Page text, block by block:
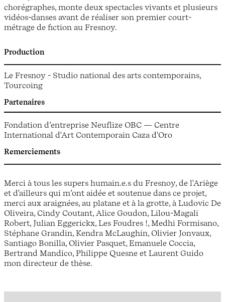
chorégraphes, monte deux spectacles vivants et plusieurs
vidéos-danses avant de réaliser son premier court-
métrage de fiction au Fresnoy.
Production
Le Fresnoy - Studio national des arts contemporains,
Tourcoing
Partenaires
Fondation d’entreprise Neuflize OBC — Centre
International d'Art Contemporain Caza d'Oro
Remerciements
Merci à tous les supers humain.e.s du Fresnoy, de l'Ariège
et d'ailleurs qui m’ont aidée et soutenue dans ce projet,
merci aux araignées, au platane et à la grotte, à Ludovic De
Oliveira, Cindy Coutant, Alice Goudon, Lilou-Magali
Robert, Julian Eggerickx, Les Foudres !, Medhi Formisano,
Stéphane Grandin, Kendra McLaughin, Olivier Jonvaux,
Santiago Bonilla, Olivier Pasquet, Emanuele Coccia,
Bertrand Mandico, Philippe Quesne et Laurent Guido
mon directeur de thèse.